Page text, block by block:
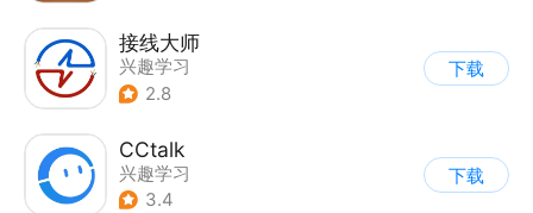
接线大师
兴趣学习
2.8
下载
CCtalk
兴趣学习
3.4
下载